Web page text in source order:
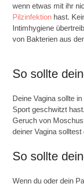
wenn etwas mit ihr
Pilzinfektion hast.
Intimhygiene
von Bakterien aus
So sollte
Deine Vagina sollte
Sport geschwitzt
Geruch von
deiner Vagina
So sollte
Wenn du oder dein